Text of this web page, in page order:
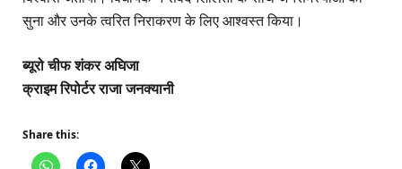
सुना और उनके त्वरित निराकरण के लिए आश्वस्त किया।
ब्यूरो चीफ शंकर अघिजा
क्राइम रिपोर्टर राजा जनक्यानी
Share this: